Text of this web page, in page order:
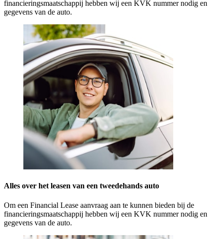
financieringsmaatschappij hebben wij een KVK nummer nodig en
gegevens van de auto.
Alles over het leasen van een tweedehands auto
Om een Financial Lease aanvraag aan te kunnen bieden bij de
financieringsmaatschappij hebben wij een KVK nummer nodig en
gegevens van de auto.